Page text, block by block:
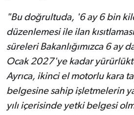
"Bu doğrultuda, '6 ay 6 bin
düzenlemesi ile ilan
süreleri Bakanlığımızca 6 ay
Ocak 2027'ye kadar
Ayrıca, ikinci el motorlu kara
belgesine sahip işletmelerin
yılı içerisinde yetki belgesi